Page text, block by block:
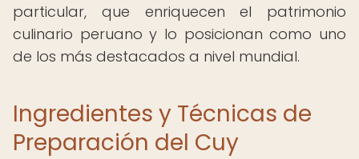
particular, que enriquecen el patrimonio
culinario peruano y lo posicionan como uno
de los más destacados a nivel mundial.
Ingredientes y Técnicas de
Preparación del Cuy